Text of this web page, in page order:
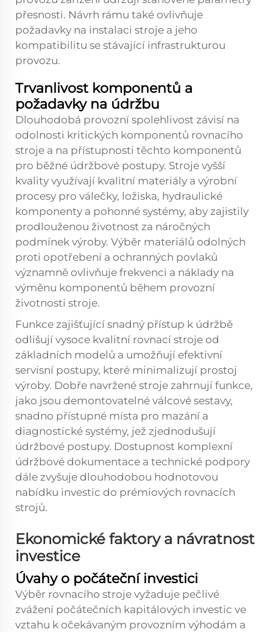
přesnosti. Návrh rámu také ovlivňuje
požadavky na instalaci stroje a jeho
kompatibilitu se stávající infrastrukturou
provozu.
Trvanlivost komponentů a
požadavky na údržbu
Dlouhodobá provozní spolehlivost závisí na
odolnosti kritických komponentů rovnacího
stroje a na přístupnosti těchto komponentů
pro běžné údržbové postupy. Stroje vyšší
kvality využívají kvalitní materiály a výrobní
procesy pro válečky, ložiska, hydraulické
komponenty a pohonné systémy, aby zajistily
prodlouženou životnost za náročných
podmínek výroby. Výběr materiálů odolných
proti opotřebení a ochranných povlaků
významně ovlivňuje frekvenci a náklady na
výměnu komponentů během provozní
životnosti stroje.
Funkce zajišťující snadný přístup k údržbě
odlišují vysoce kvalitní rovnací stroje od
základních modelů a umožňují efektivní
servisní postupy, které minimalizují prostoj
výroby. Dobře navržené stroje zahrnují funkce,
jako jsou demontovatelné válcové sestavy,
snadno přístupné místa pro mazání a
diagnostické systémy, jež zjednodušují
údržbové postupy. Dostupnost komplexní
údržbové dokumentace a technické podpory
dále zvyšuje dlouhodobou hodnotovou
nabídku investic do prémiových rovnacích
strojů.
Ekonomické faktory a návratnost
investice
Úvahy o počáteční investici
Výběr rovnacího stroje vyžaduje pečlivé
zvážení počátečních kapitálových investic ve
vztahu k očekávaným provozním výhodám a